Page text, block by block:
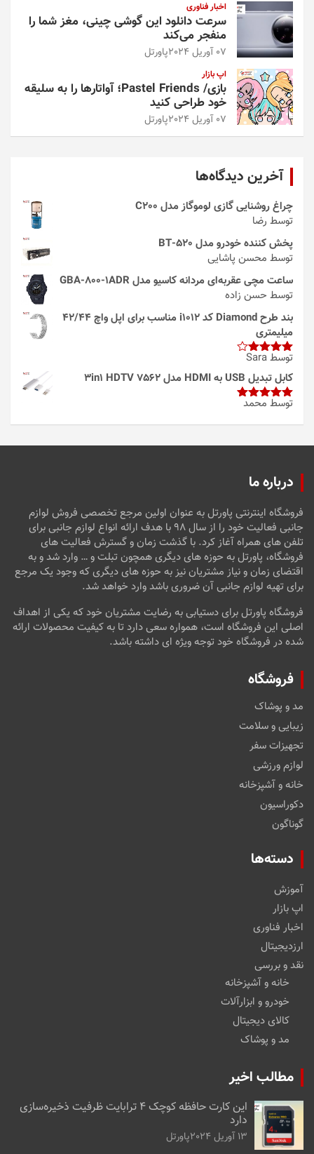
اخبار فناوری
سرعت دانلود این گوشی چینی، مغز شما را
منفجر می‌کند
07 آوریل 2024 پاورتل
اپ بازار
بازی/ Pastel Friends؛ آواتارها را به سلیقه
خود طراحی کنید
07 آوریل 2024 پاورتل
آخرین دیدگاه‌ها
چراغ روشنایی گازی لوموگاز مدل C200
توسط رضا
پخش کننده خودرو مدل 520-BT
توسط محسن پاشایی
ساعت مچی عقربه‌ای مردانه کاسیو مدل GBA-800-1ADR
توسط حسن زاده
بند طرح Diamond کد i1012 مناسب برای اپل واچ 42/44
میلیمتری
امتیاز4
از 5
توسط Sara
کابل تبدیل USB به HDMI مدل 3in1 HDTV 7562
امتیاز5از
توسط محمد
درباره ما
فروشگاه اینترنتی پاورتل به عنوان اولین مرجع تخصصی فروش لوازم
جانبی فعالیت خود را از سال ۹۸ با هدف ارائه انواع لوازم جانبی برای
تلفن های همراه آغاز کرد. با گذشت زمان و گسترش فعالیت های
فروشگاه، پاورتل به حوزه های دیگری همچون تبلت و … وارد شد و به
اقتضای زمان و نیاز مشتریان نیز به حوزه های دیگری که وجود یک مرجع
برای تهیه لوازم جانبی آن ضروری باشد وارد خواهد شد.
فروشگاه پاورتل برای دستیابی به رضایت مشتریان خود که یکی از اهداف
اصلی این فروشگاه است، همواره سعی دارد تا به کیفیت محصولات ارائه
شده در فروشگاه خود توجه ویژه ای داشته باشد.
فروشگاه
مد و پوشاک
زیبایی و سلامت
تجهیزات سفر
لوازم ورزشی
خانه و آشپزخانه
دکوراسیون
گوناگون
دسته‌ها
آموزش
اپ بازار
اخبار فناوری
ارزدیجیتال
نقد و بررسی
خانه و آشپزخانه
خودرو و ابزارآلات
کالای دیجیتال
مد و پوشاک
مطالب اخیر
این کارت حافظه کوچک ۴ ترابایت ظرفیت ذخیره‌سازی
دارد
13 آوریل 2024 پاورتل